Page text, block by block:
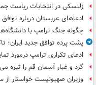
زلنسکی در انتخابات ریاست
ادعاهای عربستان درباره
چگونه جنگ ترامپ با
پشت پرده توافق جدید ایران؛
ادعای تکراری ترامپ درمورد
گرد و غبار آسمان قم را تیره
وزیران صهیونیست خواستار